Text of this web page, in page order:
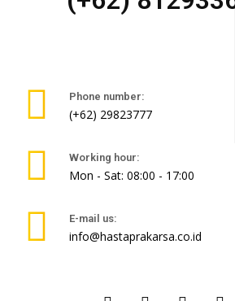
Phone number:
(+62) 29823777
Working hour:
Mon - Sat: 08:00 - 17:00
E-mail us:
info@hastaprakarsa.co.id